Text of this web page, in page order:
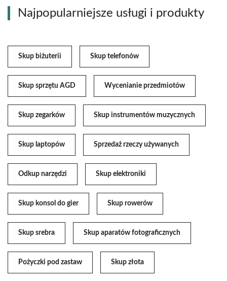
Najpopularniejsze usługi i produkty
Skup biżuterii Skup telefonów
Skup sprzętu AGD Wycenianie przedmiotów
Skup zegarków Skup instrumentów muzycznych
Skup laptopów Sprzedaż rzeczy używanych
Odkup narzędzi Skup elektroniki
Skup konsol do gier Skup rowerów
Skup srebra Skup aparatów fotograficznych
Pożyczki pod zastaw Skup złota